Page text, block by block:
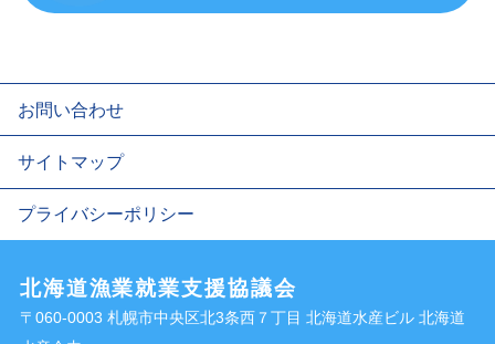
お問い合わせ
サイトマップ
プライバシーポリシー
北海道漁業就業支援協議会
〒060-0003 札幌市中央区北3条西７丁目 北海道水産ビル 北海道